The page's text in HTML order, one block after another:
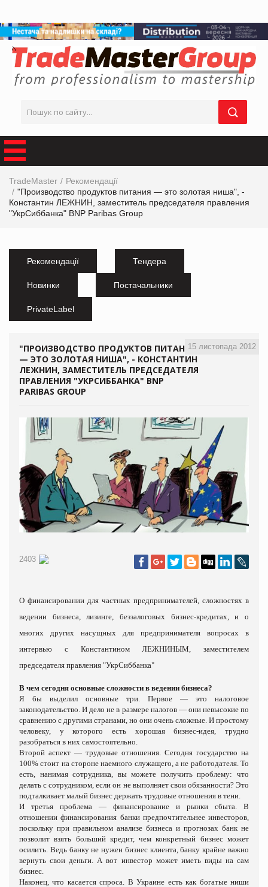
TradeMaster
Рекомендації
"Производство продуктов питания — это золотая ниша", -
Константин ЛЕЖНИН, заместитель председателя правления
"УкрСиббанка" BNP Paribas Group
Рекомендації Тендера
Новинки Постачальники
PrivateLabel
15 листопада 2012
"ПРОИЗВОДСТВО ПРОДУКТОВ ПИТАНИЯ
— ЭТО ЗОЛОТАЯ НИША", - КОНСТАНТИН
ЛЕЖНИН, ЗАМЕСТИТЕЛЬ ПРЕДСЕДАТЕЛЯ
ПРАВЛЕНИЯ "УКРСИББАНКА" BNP
PARIBAS GROUP
2403
О финансировании для частных предпринимателей, сложностях в
ведении бизнеса, лизинге, беззалоговых бизнес-кредитах, и о
многих других насущных для предпринимателя вопросах в
интервью с КонстантиномЛЕЖНИНЫМ , заместителем
председателя правления "УкрСиббанка"
В чем сегодня основные сложности в ведении бизнеса?
Я бы выделил основные три. Первое — это налоговое
законодательство. И дело не в размере налогов — они невысокие по
сравнению с другими странами, но они очень сложные. И простому
человеку, у которого есть хорошая бизнес-идея, трудно
разобраться в них самостоятельно.
Второй аспект — трудовые отношения. Сегодня государство на
100% стоит на стороне наемного служащего, а не работодателя. То
есть, нанимая сотрудника, вы можете получить проблему: что
делать с сотрудником, если он не выполняет свои обязанности? Это
подталкивает малый бизнес держать трудовые отношения в тени.
И третья проблема — финансирование и рынки сбыта. В
отношении финансирования банки предпочтительнее инвесторов,
поскольку при правильном анализе бизнеса и прогнозах банк не
позволит взять больший кредит, чем конкретный бизнес может
осилить. Ведь банку не нужен бизнес клиента, банку крайне важно
вернуть свои деньги. А вот инвестор может иметь виды на сам
бизнес.
Наконец, что касается спроса. В Украине есть как богатые ниши